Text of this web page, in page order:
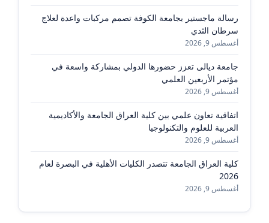
رسالة ماجستير بجامعة الكوفة تصمم مركبات واعدة لعلاج
سرطان الثدي
أغسطس 9, 2026
جامعة ديالى تعزز حضورها الدولي بمشاركة واسعة في
مؤتمر الأربعين العلمي
أغسطس 9, 2026
اتفاقية تعاون علمي بين كلية العراق الجامعة والأكاديمية
العربية للعلوم والتكنولوجيا
أغسطس 9, 2026
كلية العراق الجامعة تتصدر الكليات الأهلية في البصرة لعام
2026
أغسطس 9, 2026